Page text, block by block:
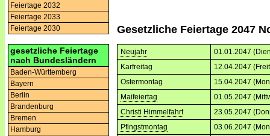
Feiertage 2032
Feiertage 2033
Feiertage 2030
gesetzliche Feiertage
nach Bundesländern
Baden-Württemberg
Bayern
Berlin
Brandenburg
Bremen
Hamburg
Gesetzliche Feiertage 2047
Neujahr
01.01.2047
Karfreitag
12.04.2047
Ostermontag
15.04.2047
Maifeiertag
01.05.2047
Christi Himmelfahrt
23.05.2047
Pfingstmontag
03.06.2047